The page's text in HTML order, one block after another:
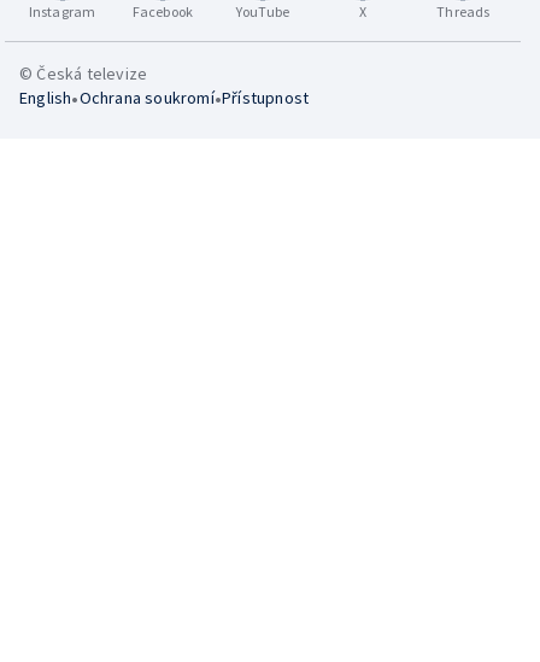
Instagram Facebook YouTube X Threads
© Česká televize
English•Ochrana soukromí•Přístupnost